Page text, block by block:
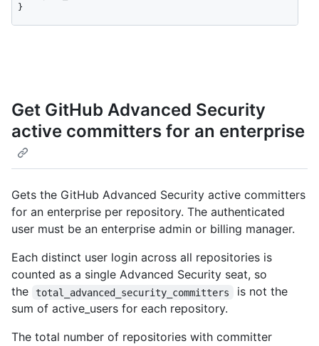
}
Get GitHub Advanced Security
active committers for an enterprise
Gets the GitHub Advanced Security active committers
for an enterprise per repository. The authenticated
user must be an enterprise admin or billing manager.
Each distinct user login across all repositories is
counted as a single Advanced Security seat, so
the
total_advanced_security_committers
is not the
sum of active_users for each repository.
The total number of repositories with committer